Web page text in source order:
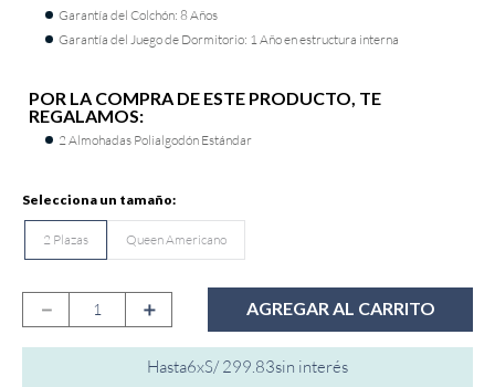
Garantía del Colchón: 8 Años
Garantía del Juego de Dormitorio: 1 Año en estructura interna
POR LA COMPRA DE ESTE PRODUCTO, TE
REGALAMOS:
2 Almohadas Polialgodón Estándar
2 Plazas Queen Americano
＋
－ AGREGAR AL CARRITO
Hasta6xS/ 299 83sin interés
antares